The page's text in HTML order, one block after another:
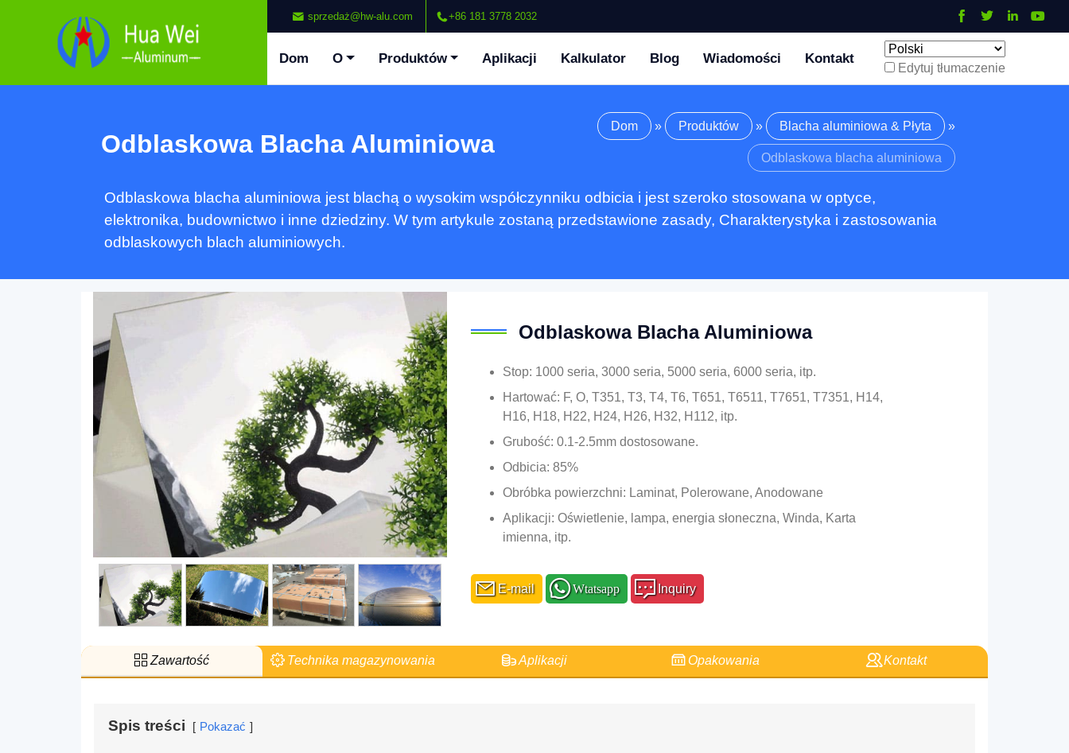
sprzedaż@hw-alu.com +86 181 3778 2032
Dom O Produktów Aplikacji Kalkulator Blog Wiadomości Kontakt
Edytuj tłumaczenie
Odblaskowa Blacha Aluminiowa
Dom » Produktów » Blacha aluminiowa & Płyta »
Odblaskowa blacha aluminiowa
Odblaskowa blacha aluminiowa jest blachą o wysokim współczynniku odbicia i jest szeroko stosowana w optyce,
elektronika, budownictwo i inne dziedziny. W tym artykule zostaną przedstawione zasady, Charakterystyka i zastosowania
odblaskowych blach aluminiowych.
Odblaskowa Blacha Aluminiowa
Stop: 1000 seria, 3000 seria, 5000 seria, 6000 seria, itp.
Hartować: F, O, T351, T3, T4, T6, T651, T6511, T7651, T7351, H14,
H16, H18, H22, H24, H26, H32, H112, itp.
Grubość: 0.1-2.5mm dostosowane.
Odbicia: 85%
Obróbka powierzchni: Laminat, Polerowane, Anodowane
Aplikacji: Oświetlenie, lampa, energia słoneczna, Winda, Karta
imienna, itp.
E-mail Wtatsapp Inquiry
Zawartość Technika magazynowania Aplikacji Opakowania Kontakt
Spis treści Pokazać